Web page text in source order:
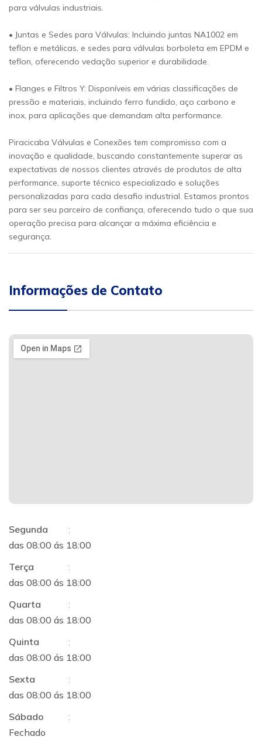
para válvulas industriais.
• Juntas e Sedes para Válvulas: Incluindo juntas NA1002 em
teflon e metálicas, e sedes para válvulas borboleta em EPDM e
teflon, oferecendo vedação superior e durabilidade.
• Flanges e Filtros Y: Disponíveis em várias classificações de
pressão e materiais, incluindo ferro fundido, aço carbono e
inox, para aplicações que demandam alta performance.
Piracicaba Válvulas e Conexões tem compromisso com a
inovação e qualidade, buscando constantemente superar as
expectativas de nossos clientes através de produtos de alta
performance, suporte técnico especializado e soluções
personalizadas para cada desafio industrial. Estamos prontos
para ser seu parceiro de confiança, oferecendo tudo o que sua
operação precisa para alcançar a máxima eficiência e
segurança.
Informações de Contato
Segunda
:
das 08:00 ás 18:00
Terça
:
das 08:00 ás 18:00
Quarta
:
das 08:00 ás 18:00
Quinta
:
das 08:00 ás 18:00
Sexta
:
das 08:00 ás 18:00
Sábado
:
Fechado